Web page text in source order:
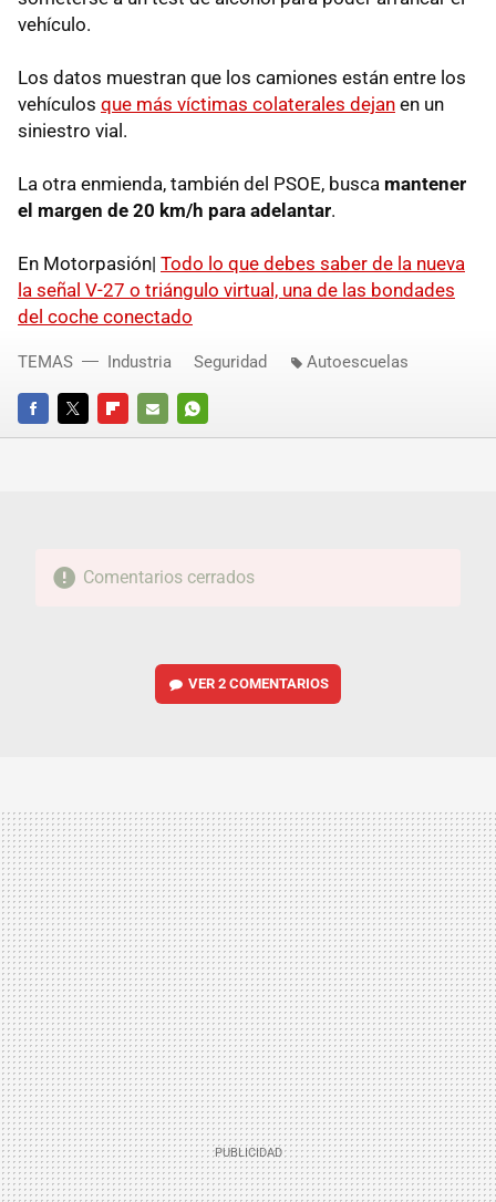
vehículo.
Los datos muestran que los camiones están entre los
vehículos que más víctimas colaterales dejan en un
siniestro vial.
La otra enmienda, también del PSOE, busca mantener
el margen de 20 km/h para adelantar.
En Motorpasión| Todo lo que debes saber de la nueva
la señal V-27 o triángulo virtual, una de las bondades
del coche conectado
FACEBOOKTWITTERFLIPBOARD
E-
WHATSAPP
TEMAS Industria Seguridad Autoescuelas
Comentarios cerrados
VER2 COMENTARIOS